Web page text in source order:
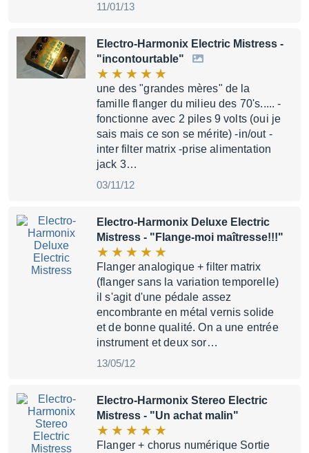
11/01/13
Electro-Harmonix Electric Mistress -
"incontourtable"
une des "grandes mères" de la
famille flanger du milieu des 70's..... -
fonctionne avec 2 piles 9 volts (oui je
sais mais ce son se mérite) -in/out -
inter filter matrix -prise alimentation
jack 3…
03/11/12
Electro-Harmonix Deluxe Electric
Mistress - "Flange-moi maîtresse!!!"
Flanger analogique + filter matrix
(flanger sans la variation temporelle)
il s'agit d'une pédale assez
encombrante en métal vernis solide
et de bonne qualité. On a une entrée
instrument et deux sor…
13/05/12
Electro-Harmonix Stereo Electric
Mistress - "Un achat malin"
Flanger + chorus numérique Sortie